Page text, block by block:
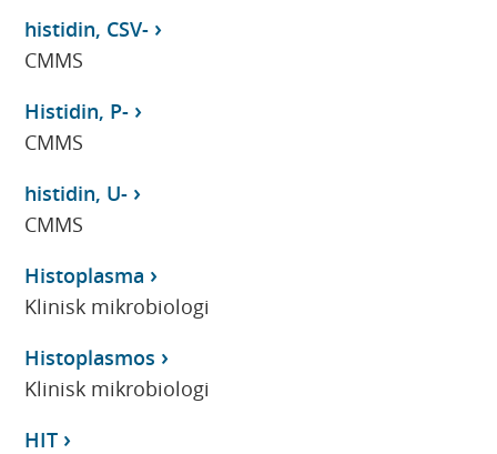
histidin, CSV-
CMMS
Histidin, P-
CMMS
histidin, U-
CMMS
Histoplasma
Klinisk mikrobiologi
Histoplasmos
Klinisk mikrobiologi
HIT